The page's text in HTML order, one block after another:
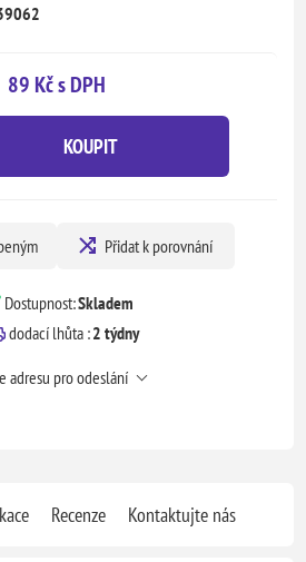
89 Kč s DPH
KOUPIT
Přidat k porovnání
Dostupnost:Skladem
dodací lhůta :2 týdny
adresu pro odeslání
Recenze Kontaktujte nás